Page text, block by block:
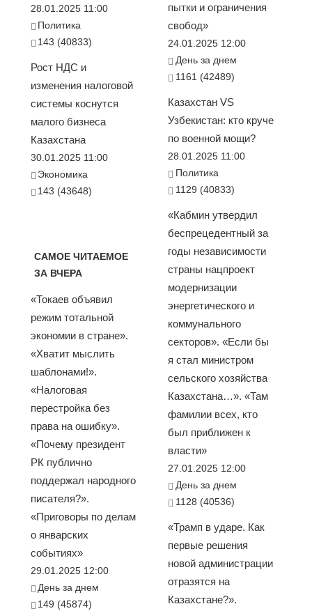
28.01.2025 11:00
Политика
143 (40833)
Рост НДС и
изменения налоговой
системы коснутся
малого бизнеса
Казахстана
30.01.2025 11:00
Экономика
143 (43648)
САМОЕ ЧИТАЕМОЕ
ЗА ВЧЕРА
«Токаев объявил
режим тотальной
экономии в стране».
«Хватит мыслить
шаблонами!».
«Налоговая
перестройка без
права на ошибку».
«Почему президент
РК публично
поддержал народного
писателя?».
«Приговоры по делам
о январских
событиях»
29.01.2025 12:00
День за днем
149 (45874)
пытки и ограничения
свобод»
24.01.2025 12:00
День за днем
1161 (42489)
Казахстан VS
Узбекистан: кто круче
по военной мощи?
28.01.2025 11:00
Политика
1129 (40833)
«Кабмин утвердил
беспрецедентный за
годы независимости
страны нацпроект
модернизации
энергетического и
коммунального
секторов». «Если бы
я стал министром
сельского хозяйства
Казахстана…». «Там
фамилии всех, кто
был приближен к
власти»
27.01.2025 12:00
День за днем
1128 (40536)
«Трамп в ударе. Как
первые решения
новой администрации
отразятся на
Казахстане?».